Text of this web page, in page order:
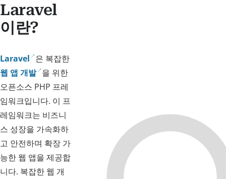
Laravel
이란?
Laravel 은 복잡한
웹 앱 개발 을 위한
오픈소스 PHP 프레
임워크입니다. 이 프
레임워크는 비즈니
스 성장을 가속화하
고 안전하며 확장 가
능한 웹 앱을 제공합
니다. 복잡한 웹 개